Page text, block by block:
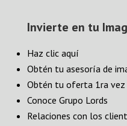
Invierte en tu
Haz clic aquí
Obtén tu asesoría de
Obtén tu oferta 1ra vez
Conoce Grupo Lords
Relaciones con los